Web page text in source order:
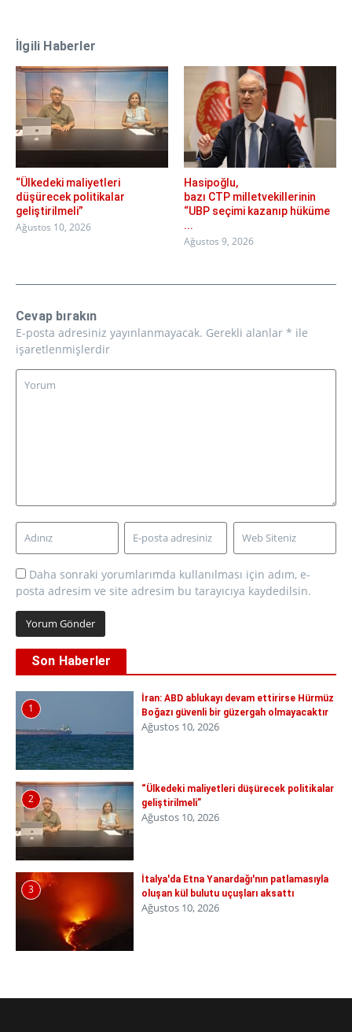
İlgili Haberler
“Ülkedeki maliyetleri
düşürecek politikalar
geliştirilmeli”
Ağustos 10, 2026
Hasipoğlu,
bazı CTP milletvekillerinin
“UBP seçimi kazanıp hüküme
...
Ağustos 9, 2026
Cevap bırakın
E-posta adresiniz yayınlanmayacak. Gerekli alanlar * ile
işaretlenmişlerdir
Daha sonraki yorumlarımda kullanılması için adım, e-
posta adresim ve site adresim bu tarayıcıya kaydedilsin.
Son Haberler
1
İran: ABD ablukayı devam ettirirse Hürmüz
Boğazı güvenli bir güzergah olmayacaktır
Ağustos 10, 2026
2
“Ülkedeki maliyetleri düşürecek politikalar
geliştirilmeli”
Ağustos 10, 2026
3
İtalya'da Etna Yanardağı'nın patlamasıyla
oluşan kül bulutu uçuşları aksattı
Ağustos 10, 2026